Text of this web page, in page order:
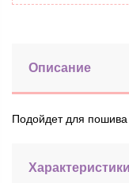
Описание
Подойдет для пошива
Характеристики